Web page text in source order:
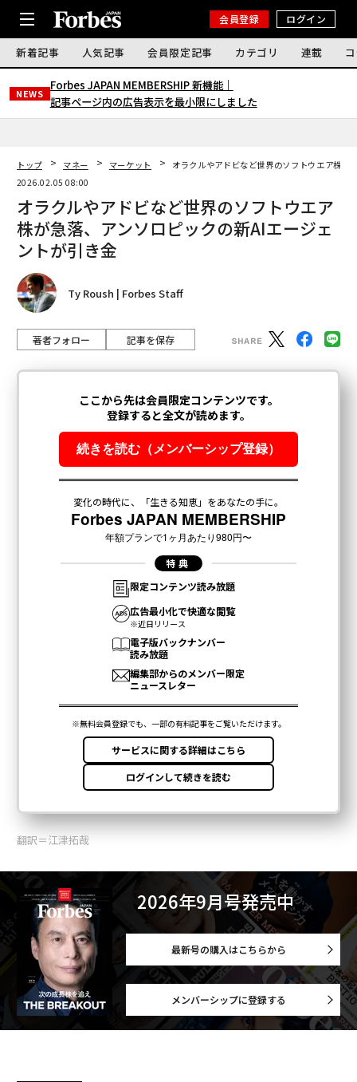
会員登録 ログイン
新着記事 人気記事 会員限定記事 カテゴリ 連載
NEWS
Forbes JAPAN MEMBERSHIP 新機能｜
記事ページ内の広告表示を最小限にしました
トップ マネー マーケット
オラクルやアドビなど世界のソフトウエア株が
2026.02.05 08:00
オラクルやアドビなど世界のソフトウエア
株が急落、アンソロピックの新AIエージェ
ントが引き金
Ty Roush | Forbes Staff
著者フォロー 記事を保存
翻訳＝江津拓哉
2026年9月号発売中
最新号の購入はこちらから
メンバーシップに登録する